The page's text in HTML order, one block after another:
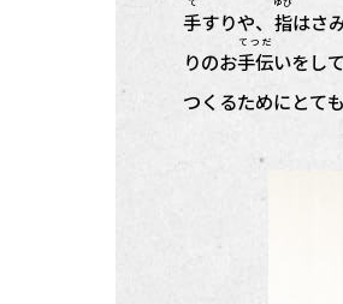
手すりや、 指はさ
りのお手伝
てつだ
いをし
つくるためにとても